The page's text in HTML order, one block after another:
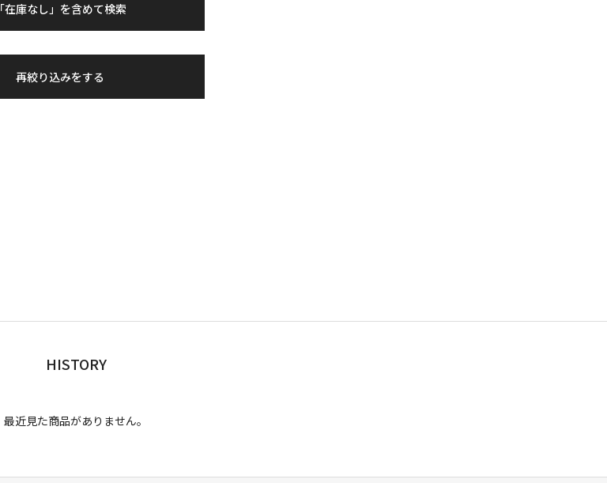
「在庫なし」を含めて検索
再絞り込みをする
HISTORY
最近見た商品がありません。